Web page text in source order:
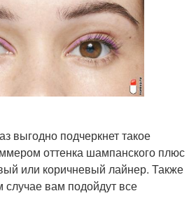
выгодно подчеркнет такое
оттенка шампанского плюс
или коричневый лайнер. Также
случае вам подойдут все